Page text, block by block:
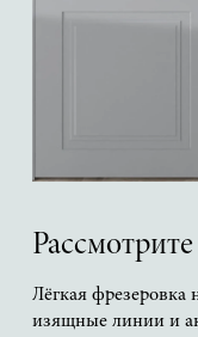
Лёгкая фрезеровка
изящные линии и